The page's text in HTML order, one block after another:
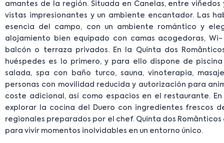
amantes de la región. Situada en Canelas, entre viñedos
vistas impresionantes y un ambiente encantador. Las
esencia del campo, con un ambiente romántico y
alojamiento bien equipado con camas acogedoras,
balcón o terraza privados. En la Quinta dos
huéspedes es lo primero, y para ello dispone de
salada, spa con baño turco, sauna, vinoterapia,
personas con movilidad reducida y autorización para
coste adicional, así como espacios en el restaurante.
explorar la cocina del Duero con ingredientes frescos
regionales preparados por el chef. Quinta dos
para vivir momentos inolvidables en un entorno único.